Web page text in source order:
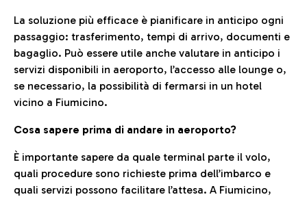
La soluzione più efficace è pianificare in anticipo ogni
passaggio: trasferimento, tempi di arrivo, documenti e
bagaglio. Può essere utile anche valutare in anticipo i
servizi disponibili in aeroporto, l’accesso alle lounge o,
se necessario, la possibilità di fermarsi in un hotel
vicino a Fiumicino.
Cosa sapere prima di andare in aeroporto?
È importante sapere da quale terminal parte il volo,
quali procedure sono richieste prima dell’imbarco e
quali servizi possono facilitare l’attesa. A Fiumicino,